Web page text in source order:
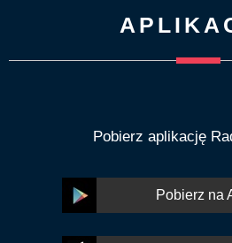
Pobierz aplikację
Pobierz na